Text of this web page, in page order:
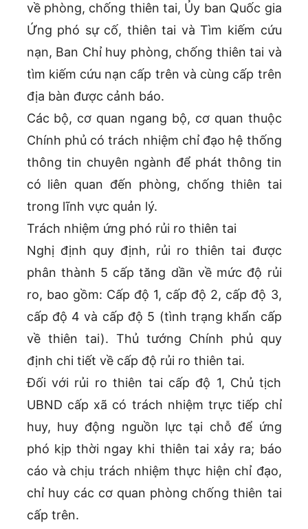
về phòng, chống thiên tai, Ủy ban Quốc gia
Ứng phó sự cố, thiên tai và Tìm kiếm cứu
nạn, Ban Chỉ huy phòng, chống thiên tai và
tìm kiếm cứu nạn cấp trên và cùng cấp trên
địa bàn được cảnh báo.
Các bộ, cơ quan ngang bộ, cơ quan thuộc
Chính phủ có trách nhiệm chỉ đạo hệ thống
thông tin chuyên ngành để phát thông tin
có liên quan đến phòng, chống thiên tai
trong lĩnh vực quản lý.
Trách nhiệm ứng phó rủi ro thiên tai
Nghị định quy định, rủi ro thiên tai được
phân thành 5 cấp tăng dần về mức độ rủi
ro, bao gồm: Cấp độ 1, cấp độ 2, cấp độ 3,
cấp độ 4 và cấp độ 5 (tình trạng khẩn cấp
về thiên tai). Thủ tướng Chính phủ quy
định chi tiết về cấp độ rủi ro thiên tai.
Đối với rủi ro thiên tai cấp độ 1, Chủ tịch
UBND cấp xã có trách nhiệm trực tiếp chỉ
huy, huy động nguồn lực tại chỗ để ứng
phó kịp thời ngay khi thiên tai xảy ra; báo
cáo và chịu trách nhiệm thực hiện chỉ đạo,
chỉ huy các cơ quan phòng chống thiên tai
cấp trên.